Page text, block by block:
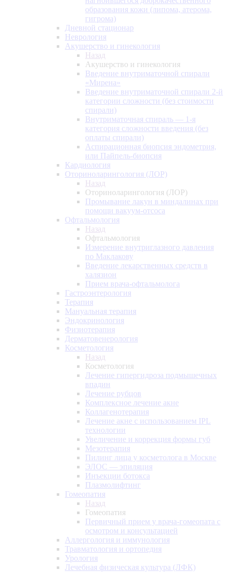
образования кожи (липома, атерома,
гигрома)
Дневной стационар
Неврология
Акушерство и гинекология
Назад
Акушерство и гинекология
Введение внутриматочной спирали
«Мирена»
Введение внутриматочной спирали 2-й
категории сложности (без стоимости
спирали)
Внутриматочная спираль — 1-я
категория сложности введения (без
оплаты спирали)
Аспирационная биопсия эндометрия,
или Пайпель-биопсия
Кардиология
Оториноларингология (ЛОР)
Назад
Оториноларингология (ЛОР)
Промывание лакун в миндалинах при
помощи вакуум-отсоса
Офтальмология
Назад
Офтальмология
Измерение внутриглазного давления
по Маклакову
Введение лекарственных средств в
халязион
Прием врача-офтальмолога
Гастроэнтерология
Терапия
Мануальная терапия
Эндокринология
Физиотерапия
Дерматовенерология
Косметология
Назад
Косметология
Лечение гипергидроза подмышечных
впадин
Лечение рубцов
Комплексное лечение акне
Коллагенотерапия
Лечение акне с использованием IPL
технологии
Увеличение и коррекция формы губ
Мезотерапия
Пилинг лица у косметолога в Москве
ЭЛОС — эпиляция
Инъекции ботокса
Плазмолифтинг
Гомеопатия
Назад
Гомеопатия
Первичный прием у врача-гомеопата с
осмотром и консультацией
Аллергология и иммунология
Травматология и ортопедия
Урология
Лечебная физическая культура (ЛФК)